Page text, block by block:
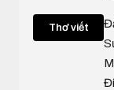
Thơ viết